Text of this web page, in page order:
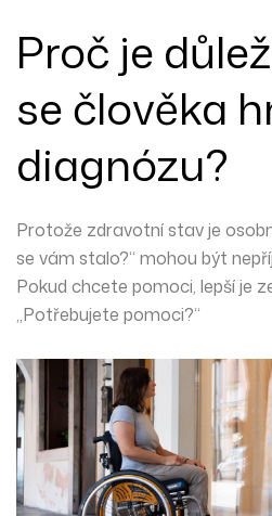
Proč je
se člověka
diagnózu?
Protože zdravotní stav je
se vám stalo?“ mohou být
Pokud chcete pomoci, lepší je
„Potřebujete pomoci?“